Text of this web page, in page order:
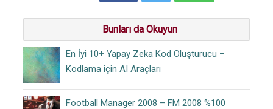
Bunları da Okuyun
En İyi 10+ Yapay Zeka Kod Oluşturucu –
Kodlama için AI Araçları
Football Manager 2008 – FM 2008 %100